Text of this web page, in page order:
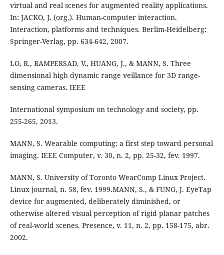
virtual and real scenes for augmented reality applications.
In: JACKO, J. (org.). Human-computer interaction.
Interaction, platforms and techniques. Berlim-Heidelberg:
Springer-Verlag, pp. 634-642, 2007.
LO, R., RAMPERSAD, V., HUANG, J., & MANN, S. Three
dimensional high dynamic range veillance for 3D range-
sensing cameras. IEEE
International symposium on technology and society, pp.
255-265, 2013.
MANN, S. Wearable computing: a first step toward personal
imaging. IEEE Computer, v. 30, n. 2, pp. 25-32, fev. 1997.
MANN, S. University of Toronto WearComp Linux Project.
Linux journal, n. 58, fev. 1999.MANN, S., & FUNG, J. EyeTap
device for augmented, deliberately diminished, or
otherwise altered visual perception of rigid planar patches
of real-world scenes. Presence, v. 11, n. 2, pp. 158-175, abr.
2002.